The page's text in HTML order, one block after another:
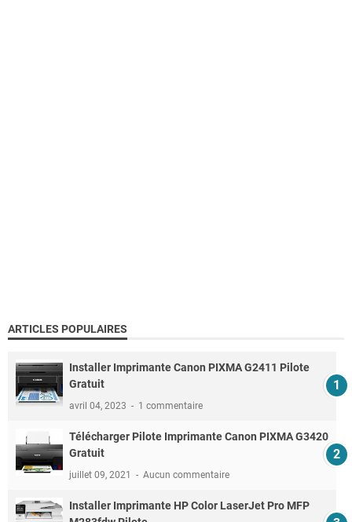
ARTICLES POPULAIRES
Installer Imprimante Canon PIXMA G2411 Pilote
Gratuit
avril 04, 2023 1 commentaire
Télécharger Pilote Imprimante Canon PIXMA G3420
Gratuit
juillet 09, 2021 Aucun commentaire
Installer Imprimante HP Color LaserJet Pro MFP